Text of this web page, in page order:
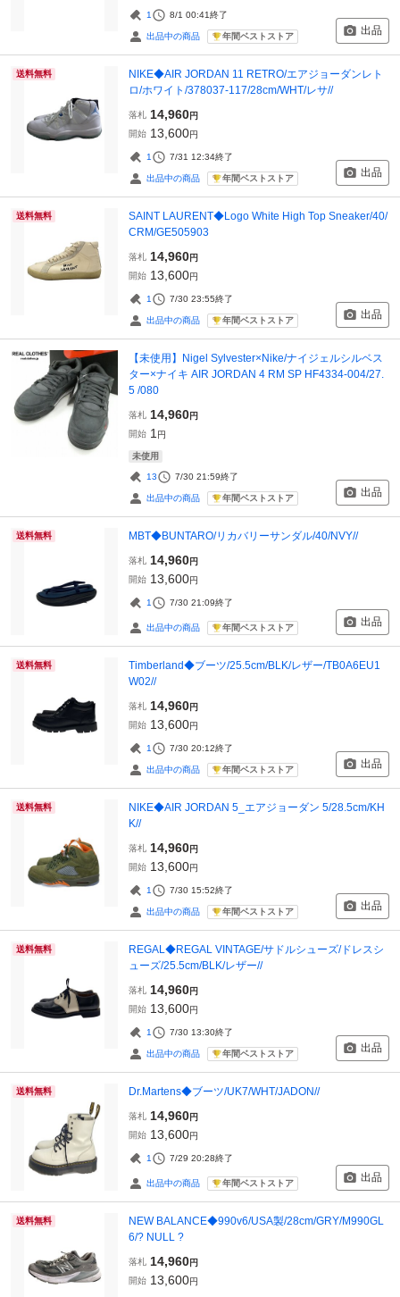
1 8/1 00:41終了
出品中の商品 年間ベストストア 出品
送料無料
NIKE◆AIR JORDAN 11 RETRO/エアジョーダンレト
ロ/ホワイト/378037-117/28cm/WHT/レサ//
落札 14,960円
開始 13,600円
1 7/31 12:34終了
出品中の商品 年間ベストストア 出品
送料無料
SAINT LAURENT◆Logo White High Top Sneaker/40/
CRM/GE505903
落札 14,960円
開始 13,600円
1 7/30 23:55終了
出品中の商品 年間ベストストア 出品
【未使用】Nigel Sylvester×Nike/ナイジェルシルベス
ター×ナイキ AIR JORDAN 4 RM SP HF4334-004/27.
5 /080
落札 14,960円
開始 1 円
未使用
13 7/30 21:59終了
出品中の商品 年間ベストストア 出品
送料無料 MBT◆BUNTARO/リカバリーサンダル/40/NVY//
落札 14,960円
開始 13,600円
1 7/30 21:09終了
出品中の商品 年間ベストストア 出品
送料無料
Timberland◆ブーツ/25.5cm/BLK/レザー/TB0A6EU1
W02//
落札 14,960円
開始 13,600円
1 7/30 20:12終了
出品中の商品 年間ベストストア 出品
送料無料
NIKE◆AIR JORDAN 5_エアジョーダン 5/28.5cm/KH
K//
落札 14,960円
開始 13,600円
1 7/30 15:52終了
出品中の商品 年間ベストストア 出品
送料無料
REGAL◆REGAL VINTAGE/サドルシューズ/ドレスシ
ューズ/25.5cm/BLK/レザー//
落札 14,960円
開始 13,600円
1 7/30 13:30終了
出品中の商品 年間ベストストア 出品
送料無料 Dr.Martens◆ブーツ/UK7/WHT/JADON//
落札 14,960円
開始 13,600円
1 7/29 20:28終了
出品中の商品 年間ベストストア 出品
送料無料
NEW BALANCE◆990v6/USA製/28cm/GRY/M990GL
6/? NULL ?
落札 14,960円
開始 13,600円